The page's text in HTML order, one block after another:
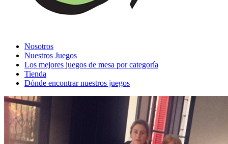
Nosotros
Nuestros Juegos
Los mejores juegos de mesa por categoría
Tienda
Dónde encontrar nuestros juegos